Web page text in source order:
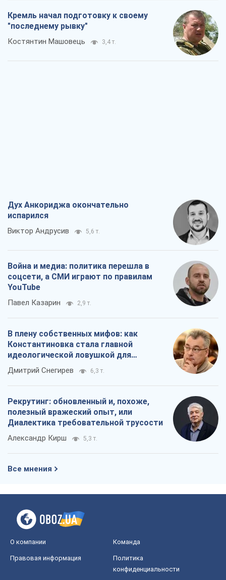
Кремль начал подготовку к своему
"последнему рывку"
Костянтин Машовець 3,4 т.
Дух Анкориджа окончательно
испарился
Виктор Андрусив 5,6 т.
Война и медиа: политика перешла в
соцсети, а СМИ играют по правилам
YouTube
Павел Казарин 2,9 т.
В плену собственных мифов: как
Константиновка стала главной
идеологической ловушкой для
российских оккупантов
Дмитрий Снегирев 6,3 т.
Рекрутинг: обновленный и, похоже,
полезный вражеский опыт, или
Диалектика требовательной трусости
Александр Кирш 5,3 т.
Все мнения
О компании Команда
Правовая информация
Политика
конфиденциальности